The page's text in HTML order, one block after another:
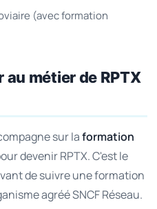
(avec formation
métier de RPTX
sur laformation
devenir RPTX. C'est le
de suivre une formation
agréé SNCF Réseau.